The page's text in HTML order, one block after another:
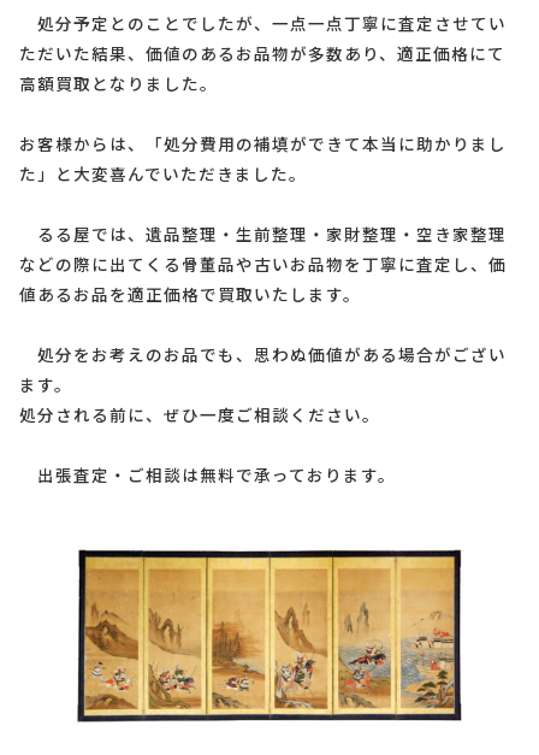
処分予定とのことでしたが、一点一点丁寧に査定させてい
ただいた結果、価値のあるお品物が多数あり、適正価格にて
高額買取となりました。
お客様からは、「処分費用の補填ができて本当に助かりまし
た」と大変喜んでいただきました。
るる屋では、遺品整理・生前整理・家財整理・空き家整理
などの際に出てくる骨董品や古いお品物を丁寧に査定し、価
値あるお品を適正価格で買取いたします。
処分をお考えのお品でも、思わぬ価値がある場合がござい
ます。
処分される前に、ぜひ一度ご相談ください。
出張査定・ご相談は無料で承っております。